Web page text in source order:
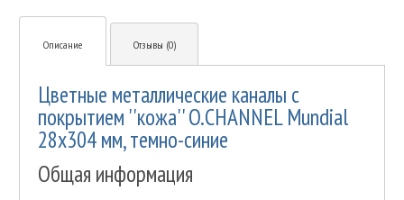
Описание Отзывы (0)
Цветные металлические каналы с
покрытием ''кожа'' O.CHANNEL Mundial
28х304 мм, темно-синие
Общая информация